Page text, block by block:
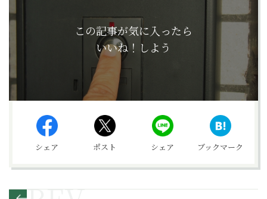
この記事が気に入ったら
いいね！しよう
シェア ポスト シェア ブックマーク